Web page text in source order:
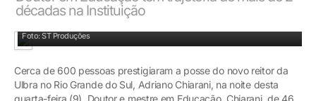
décadas na Instituição
Foto: ST Produções
Cerca de 600 pessoas prestigiaram a posse do novo reitor da
Ulbra no Rio Grande do Sul, Adriano Chiarani, na noite desta
quarta-feira (9). Doutor e mestre em Educação, Chiarani, de 46